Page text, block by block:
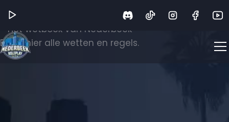
Het wetboek van Nederbeek
Bekijk hier alle wetten en regels.